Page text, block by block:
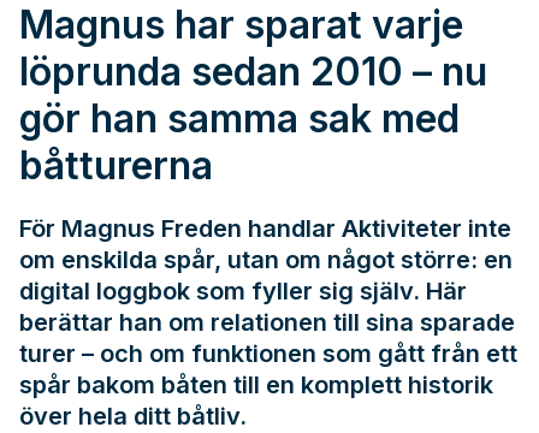
Magnus har sparat varje
löprunda sedan 2010 – nu
gör han samma sak med
båtturerna
För Magnus Freden handlar Aktiviteter inte
om enskilda spår, utan om något större: en
digital loggbok som fyller sig själv. Här
berättar han om relationen till sina sparade
turer – och om funktionen som gått från ett
spår bakom båten till en komplett historik
över hela ditt båtliv.